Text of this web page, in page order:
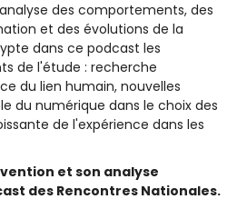
des comportements, des
et des évolutions de la
dans ce podcast les
de l'étude : recherche
du lien humain, nouvelles
du numérique dans le choix des
de l'expérience dans les
et son analyse
des Rencontres Nationales.